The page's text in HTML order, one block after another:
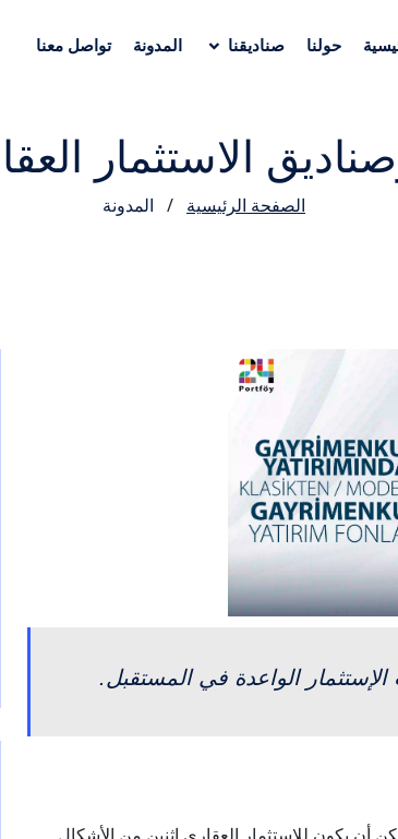
حولنا صناديقنا المدونة تواصل معنا
الاستثمار
الصفحة الرئيسية / المدونة
الواعدة في المستقبل.